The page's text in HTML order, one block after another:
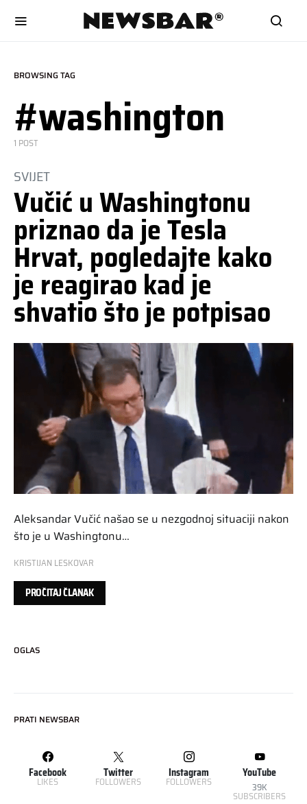
BROWSING TAG
#washington
1 POST
SVIJET
Vučić u Washingtonu
priznao da je Tesla
Hrvat, pogledajte kako
je reagirao kad je
shvatio što je potpisao
Aleksandar Vučić našao se u nezgodnoj situaciji nakon
što je u Washingtonu…
KRISTIJAN LESKOVAR
PROČITAJ ČLANAK
OGLAS
PRATI NEWSBAR
Facebook
LIKES
Twitter
FOLLOWERS
Instagram
FOLLOWERS
YouTube
39K
SUBSCRIBERS